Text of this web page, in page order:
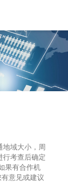
地域大小，周
行考查后确定
果有合作机
意见或建议